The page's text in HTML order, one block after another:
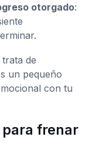
otorgado:
de
un pequeño
con tu
frenar